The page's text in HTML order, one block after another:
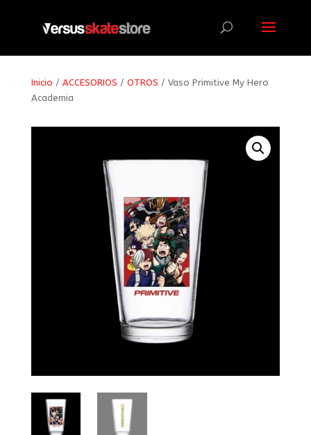
Inicio / ACCESORIOS / OTROS / Vaso Primitive My Hero
Academia